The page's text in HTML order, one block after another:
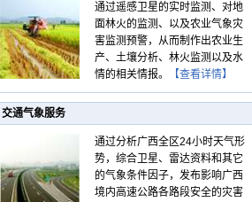
通过遥感卫星的实时监测、对地
面林火的监测、以及农业气象灾
害监测预警，从而制作出农业生
产、土壤分析、林火监测以及水
情的相关情报。
【查看详情】
交通气象服务
通过分析广西全区24小时天气形
势，综合卫星、雷达资料和其它
的气象条件因子，发布影响广西
境内高速公路各路段安全的灾害